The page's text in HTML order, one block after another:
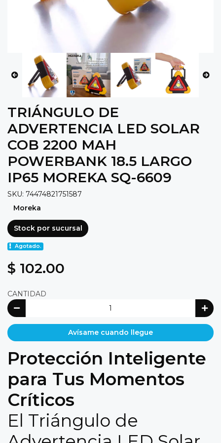
TRIÁNGULO DE
ADVERTENCIA LED SOLAR
COB 2200 MAH
POWERBANK 18.5 LARGO
IP65 MOREKA SQ-6609
SKU: 74474821751587
Moreka
Stock por sucursal
Agotado.
$ 102.00
CANTIDAD
Avísame cuando llegue
Protección Inteligente
para Tus Momentos
Críticos
El Triángulo de